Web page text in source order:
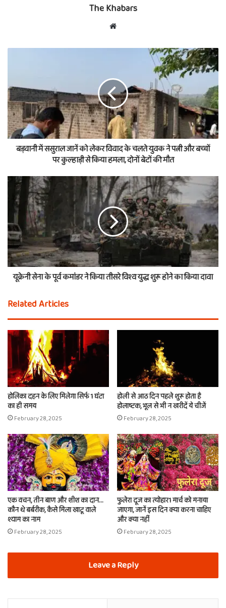
The Khabars
Website
बड़वानी में ससुराल जानें को लेकर विवाद के चलते युवक ने पत्नी और बच्चों
पर कुल्हाड़ी से किया हमला, दोनों बेटों की मौत
यूक्रेनी सेना के पूर्व कमांडर ने किया तीसरे विश्व युद्ध शुरू होने का किया दावा
Related Articles
होलिका दहन के लिए मिलेगा सिर्फ 1 घंटा
का ही समय
February 28, 2025
होली से आठ दिन पहले शुरू होता है
होलाष्टक, भूल से भी न खरीदें ये चीजें
February 28, 2025
एक वचन, तीन बाण और शीश का दान…
कौन थे बर्बरीक, कैसे मिला खाटू वाले
श्याम का नाम
February 28, 2025
फुलेरा दूज का त्योहार1 मार्च को मनाया
जाएगा, जानें इस दिन क्या करना चाहिए
और क्या नहीं
February 28, 2025
Leave a Reply